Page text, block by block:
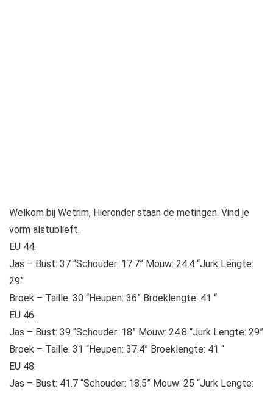
Welkom bij Wetrim, Hieronder staan ​​de metingen. Vind je
vorm alstublieft.
EU 44:
Jas – Bust: 37 “Schouder: 17.7” Mouw: 24.4 “Jurk Lengte:
29”
Broek – Taille: 30 “Heupen: 36” Broeklengte: 41 “
EU 46:
Jas – Bust: 39 “Schouder: 18” Mouw: 24.8 “Jurk Lengte: 29”
Broek – Taille: 31 “Heupen: 37.4” Broeklengte: 41 “
EU 48:
Jas – Bust: 41.7 “Schouder: 18.5” Mouw: 25 “Jurk Lengte: